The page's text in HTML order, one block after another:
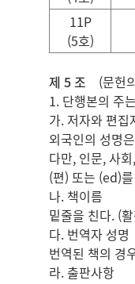
11P
(5호)
제 5 조 (문헌
1. 단행본의 주
가. 저자와 편집
외국인의 성명
다만, 인문, 사
(편) 또는 (ed)
나. 책이름
밑줄을 친다. (
다. 번역자 성명
번역된 책의 경
라. 출판사항